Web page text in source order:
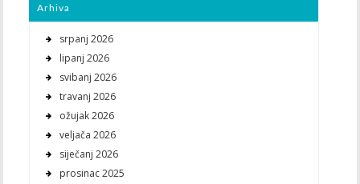
Arhiva
srpanj 2026
lipanj 2026
svibanj 2026
travanj 2026
ožujak 2026
veljača 2026
siječanj 2026
prosinac 2025